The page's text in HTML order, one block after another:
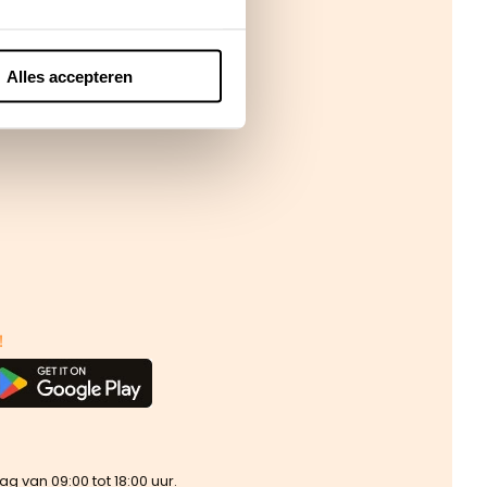
Alles accepteren
van 09:00 tot 18:00 uur.